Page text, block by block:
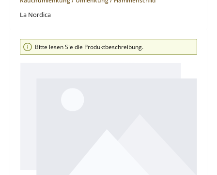
La Nordica
Bildergalerie überspringen
Bitte lesen Sie die Produktbeschreibung.